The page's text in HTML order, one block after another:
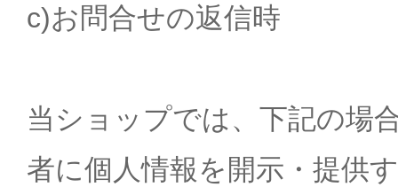
c)お問合せの返信時
当ショップでは、下記の場
者に個人情報を開示・提供